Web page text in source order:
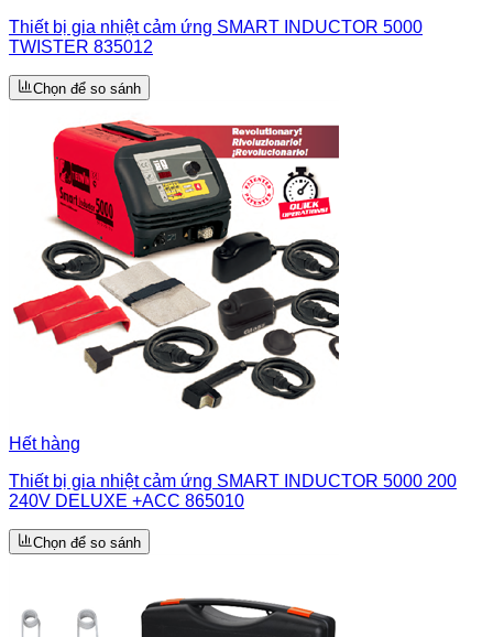
Thiết bị gia nhiệt cảm ứng SMART INDUCTOR 5000
TWISTER 835012
Chọn để so sánh
Hết hàng
Thiết bị gia nhiệt cảm ứng SMART INDUCTOR 5000 200
240V DELUXE +ACC 865010
Chọn để so sánh